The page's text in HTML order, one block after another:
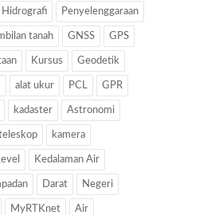
Hidrografi Penyelenggaraan
tanah GNSS GPS
Kursus Geodetik
alat ukur PCL GPR
kadaster Astronomi
kamera
Kedalaman Air
Darat Negeri
MyRTKnet Air